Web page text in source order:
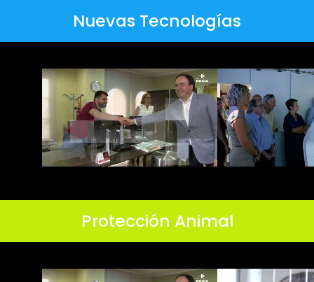
Nuevas Tecnologías
Protección Animal